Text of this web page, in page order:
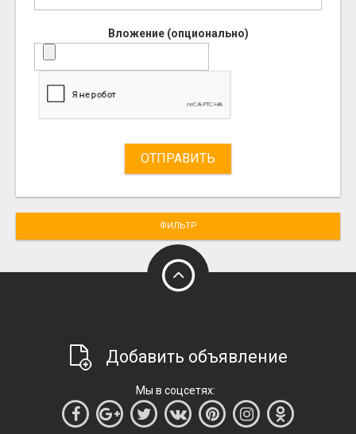
Вложение (опционально)
ОТПРАВИТЬ
ФИЛЬТР
Добавить объявление
Мы в соцсетях: